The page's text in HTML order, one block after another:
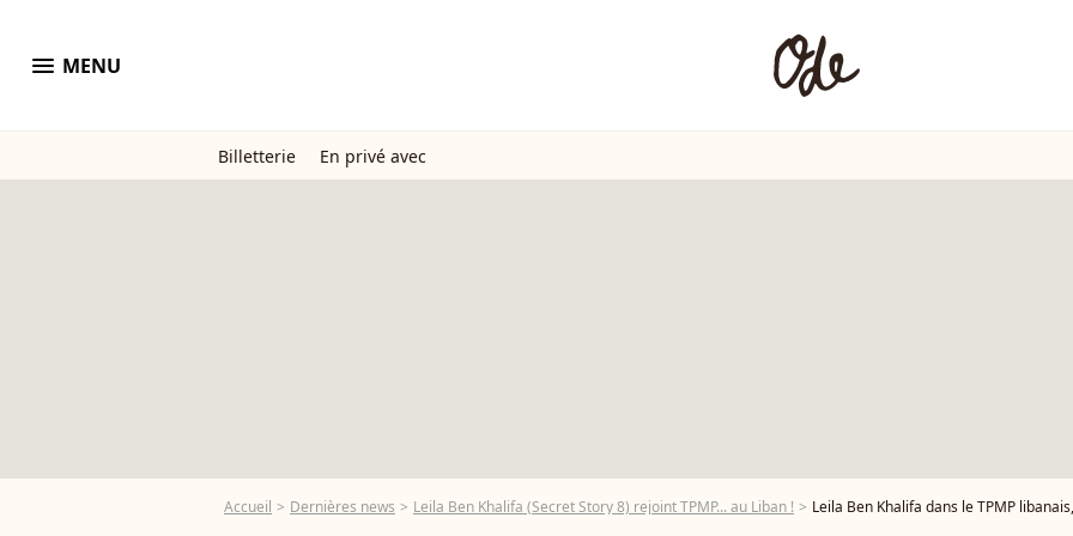
menu MENU
Billetterie En privé avec
Accueil Dernières news Leila Ben Khalifa (Secret Story 8) rejoint TPMP... au Liban ! Leila Ben Khalifa dans le TPMP